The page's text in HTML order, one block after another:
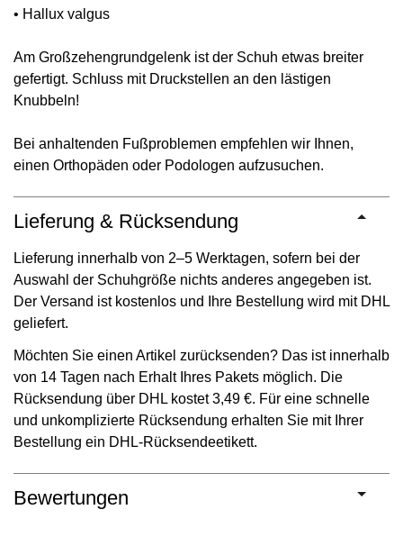
• Hallux valgus
Am Großzehengrundgelenk ist der Schuh etwas breiter
gefertigt. Schluss mit Druckstellen an den lästigen
Knubbeln!
Bei anhaltenden Fußproblemen empfehlen wir Ihnen,
einen Orthopäden oder Podologen aufzusuchen.
Lieferung & Rücksendung
Lieferung innerhalb von 2–5 Werktagen, sofern bei der
Auswahl der Schuhgröße nichts anderes angegeben ist.
Der Versand ist kostenlos und Ihre Bestellung wird mit DHL
geliefert.
Möchten Sie einen Artikel zurücksenden? Das ist innerhalb
von 14 Tagen nach Erhalt Ihres Pakets möglich. Die
Rücksendung über DHL kostet 3,49 €. Für eine schnelle
und unkomplizierte Rücksendung erhalten Sie mit Ihrer
Bestellung ein DHL-Rücksendeetikett.
Bewertungen